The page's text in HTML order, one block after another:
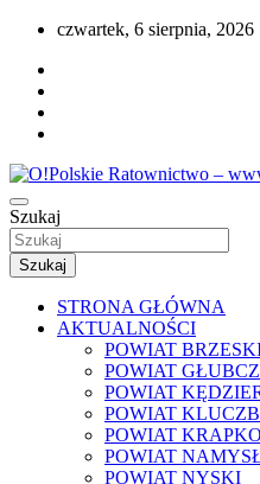
Przejdź
treści
czwartek, 6 sierpnia, 2026
O!Polskie
Portal opolskiego i polskiego
Szukaj
Szukaj
STRONA GŁÓWNA
AKTUALNOŚCI
POWIAT
POWIAT
POWIAT
POWIAT
POWIAT
POWIAT
POWIAT NYSKI